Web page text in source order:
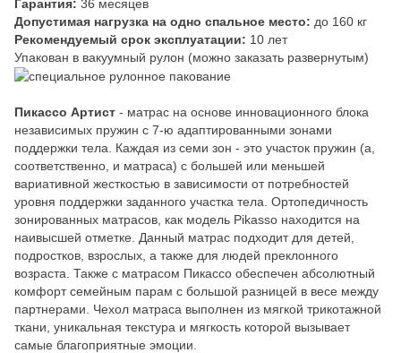
Гарантия: 36 месяцев
Допустимая нагрузка на одно спальное место: до 160 кг
Рекомендуемый срок эксплуатации: 10 лет
Упакован в вакуумный рулон (можно заказать развернутым)
Пикассо Артист - матрас на основе инновационного блока
независимых пружин с 7-ю адаптированными зонами
поддержки тела. Каждая из семи зон - это участок пружин (а,
соответственно, и матраса) с большей или меньшей
вариативной жесткостью в зависимости от потребностей
уровня поддержки заданного участка тела. Ортопедичность
зонированных матрасов, как модель Pikasso находится на
наивысшей отметке. Данный матрас подходит для детей,
подростков, взрослых, а также для людей преклонного
возраста. Также с матрасом Пикассо обеспечен абсолютный
комфорт семейным парам с большой разницей в весе между
партнерами. Чехол матраса выполнен из мягкой трикотажной
ткани, уникальная текстура и мягкость которой вызывает
самые благоприятные эмоции.